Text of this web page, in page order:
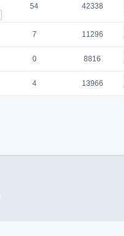
54 42338
7 11296
0 8816
4 13966